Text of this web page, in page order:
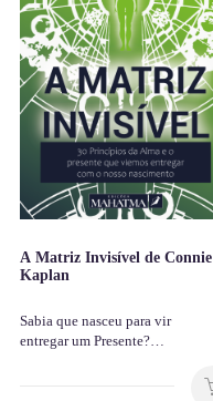
A Matriz Invisível de Connie
Kaplan
Sabia que nasceu para vir
entregar um Presente?…